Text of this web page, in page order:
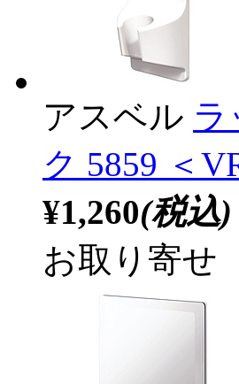
アスベル
ク 5859 ＜
¥1,260(税込)
お取り寄せ